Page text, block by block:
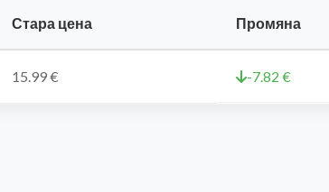
Стара цена Промяна
15.99 € -7.82 €